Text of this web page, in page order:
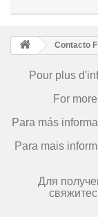
Contacto
Pour plus
For
Para más
Para mais
Для